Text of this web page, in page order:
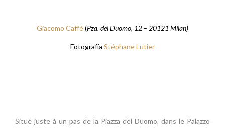
Giacomo Caffè(Pza. del Duomo, 12 – 20121 Milan)
Fotografía Stéphane Lutier
Situé juste à un pas de la Piazza del Duomo, dans le Palazzo